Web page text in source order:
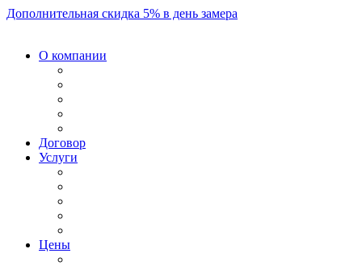
Дополнительная скидка 5% в день замера
О компании
Договор
Услуги
Цены